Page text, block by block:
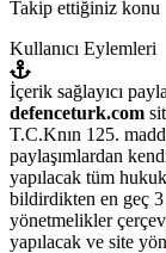
Takip ettiğiniz konu
Kullanıcı Eylemleri
İçerik sağlayıcı
defenceturk.com
T.C.Knın 125.
paylaşımlardan
yapılacak tüm
bildirdikten en geç
yönetmelikler
yapılacak ve site